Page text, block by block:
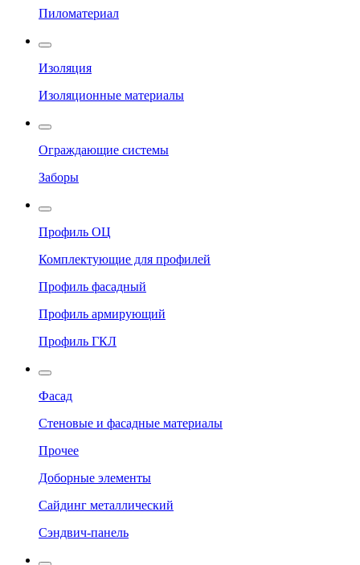
Пиломатериал
Изоляция
Изоляционные материалы
Ограждающие системы
Заборы
Профиль ОЦ
Комплектующие для профилей
Профиль фасадный
Профиль армирующий
Профиль ГКЛ
Фасад
Стеновые и фасадные материалы
Прочее
Доборные элементы
Сайдинг металлический
Сэндвич-панель